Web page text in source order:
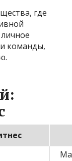
где
команды,